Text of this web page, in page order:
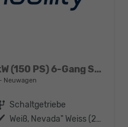
Basis (Basis) 1.5 TSI 110kW (150 PS) 6-Gang Schaltgetriebe
Neuwagen
Getriebe Schaltgetriebe
Außenfarbe
Weiß, Nevada" Weiss (2Y)"